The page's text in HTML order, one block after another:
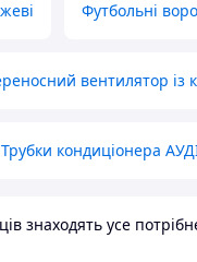
Футбольні
вентилятор із
Трубки кондиціонера
усе